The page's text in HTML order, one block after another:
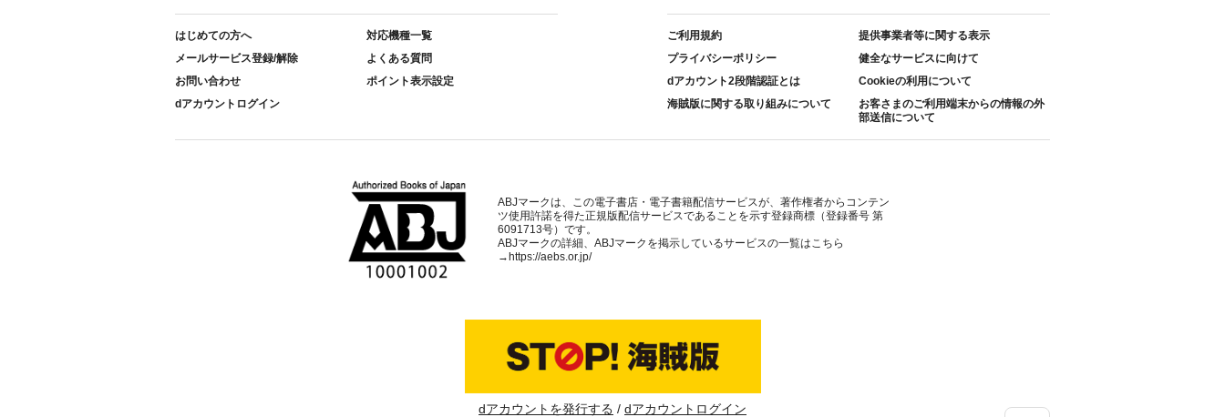
はじめての方へ
対応機種一覧
メールサービス登録/解除
よくある質問
お問い合わせ
ポイント表示設定
dアカウントログイン
ご利用規約
提供事業者等に関する表示
プライバシーポリシー
健全なサービスに向けて
dアカウント2段階認証とは
Cookieの利用について
海賊版に関する取り組みについて
お客さまのご利用端末からの情報の外
部送信について
ABJマークは、この電子書店・電子書籍配信サービスが、著作権者からコンテン
ツ使用許諾を得た正規版配信サービスであることを示す登録商標（登録番号 第
6091713号）です。
ABJマークの詳細、ABJマークを掲示しているサービスの一覧はこちら
→https://aebs.or.jp/
dアカウントを発行する dアカウントログイン